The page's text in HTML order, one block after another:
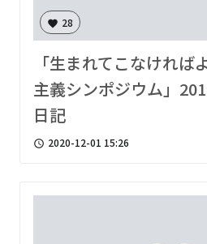
favorite 28
「生まれてこなければ
主義シンポジウム」
日記
access_time 2020-12-01 15:26